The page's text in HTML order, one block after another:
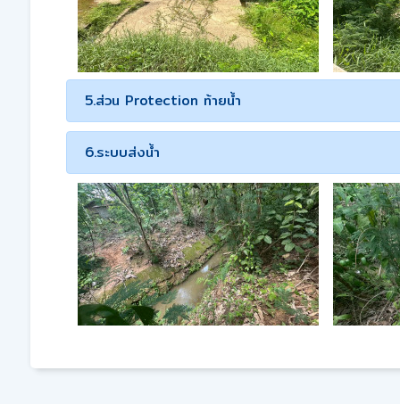
5.ส่วน Protection ท้ายน้ำ
6.ระบบส่งน้ำ